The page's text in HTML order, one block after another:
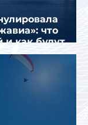
что
и как будут